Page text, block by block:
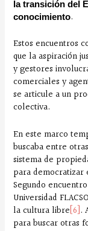
la transición del
conocimiento.
Estos encuentros
que la aspiración
y gestores
comerciales y
se articule a un
colectiva.
En este marco
buscaba entre
sistema de
para democratizar
Segundo
Universidad
la cultura libre[6].
para buscar otras